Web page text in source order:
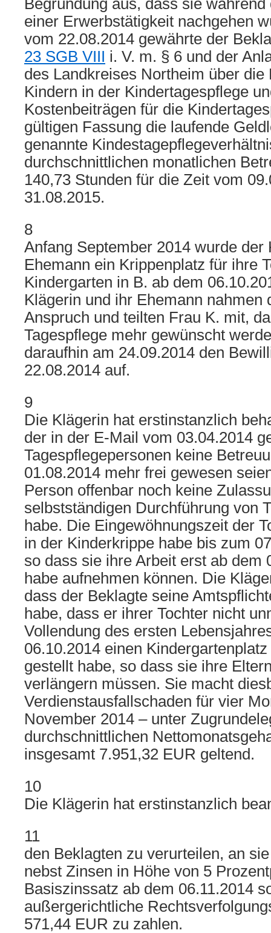
Begründung aus, dass sie
einer Erwerbstätigkeit nachgehen
vom 22.08.2014 gewährte der
23 SGB VIII i. V. m. § 6 und der
des Landkreises Northeim über die
Kindern in der Kindertagespflege
Kostenbeiträgen für die
gültigen Fassung die laufende
genannte
durchschnittlichen monatlichen
140,73 Stunden für die Zeit vom
31.08.2015.
8
Anfang September 2014 wurde der
Ehemann ein Krippenplatz für ihre
Kindergarten in B. ab dem
Klägerin und ihr Ehemann nahmen
Anspruch und teilten Frau K. mit,
Tagespflege mehr gewünscht
daraufhin am 24.09.2014 den
22.08.2014 auf.
9
Die Klägerin hat erstinstanzlich
der in der E-Mail vom 03.04.2014
Tagespflegepersonen keine
01.08.2014 mehr frei gewesen
Person offenbar noch keine
selbstständigen Durchführung von
habe. Die Eingewöhnungszeit der
in der Kinderkrippe habe bis zum
so dass sie ihre Arbeit erst ab dem
habe aufnehmen können. Die
dass der Beklagte seine
habe, dass er ihrer Tochter nicht
Vollendung des ersten
06.10.2014 einen
gestellt habe, so dass sie ihre
verlängern müssen. Sie macht
Verdienstausfallschaden für vier
November 2014 – unter
durchschnittlichen
insgesamt 7.951,32 EUR geltend.
10
Die Klägerin hat erstinstanzlich
11
den Beklagten zu verurteilen, an
nebst Zinsen in Höhe von 5
Basiszinssatz ab dem 06.11.2014
außergerichtliche
571,44 EUR zu zahlen.